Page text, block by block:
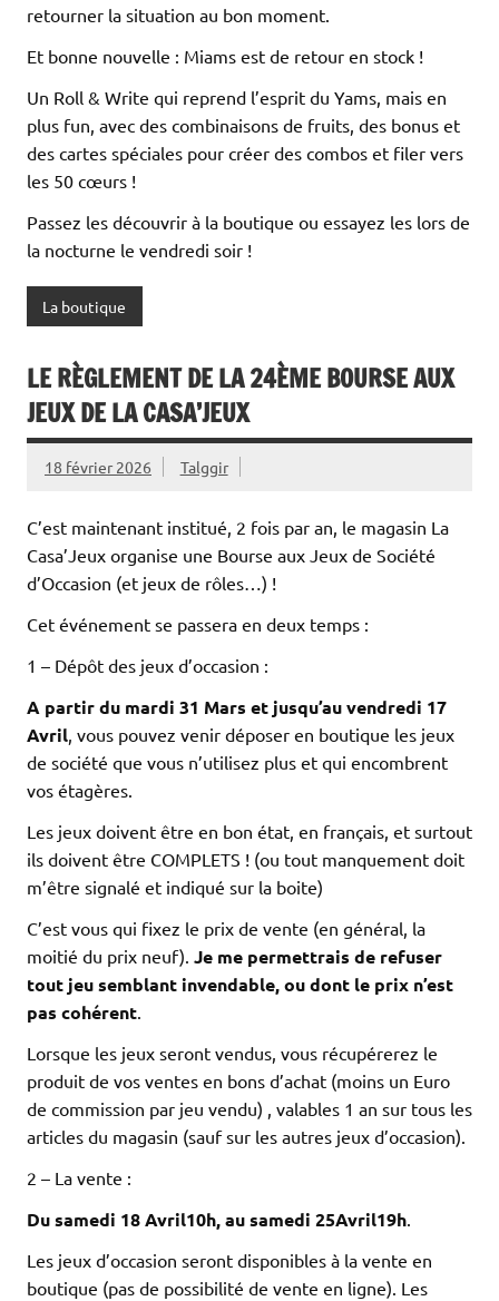
retourner la situation au bon moment.
Et bonne nouvelle : Miams est de retour en stock !
Un Roll & Write qui reprend l’esprit du Yams, mais en
plus fun, avec des combinaisons de fruits, des bonus et
des cartes spéciales pour créer des combos et filer vers
les 50 cœurs !
Passez les découvrir à la boutique ou essayez les lors de
la nocturne le vendredi soir !
La boutique
LE RÈGLEMENT DE LA 24ÈME BOURSE AUX
JEUX DE LA CASA’JEUX
18 février 2026 Talggir
C’est maintenant institué, 2 fois par an, le magasin La
Casa’Jeux organise une Bourse aux Jeux de Société
d’Occasion (et jeux de rôles…) !
Cet événement se passera en deux temps :
1 – Dépôt des jeux d’occasion :
A partir du mardi 31 Mars et jusqu’au vendredi 17
Avril, vous pouvez venir déposer en boutique les jeux
de société que vous n’utilisez plus et qui encombrent
vos étagères.
Les jeux doivent être en bon état, en français, et surtout
ils doivent être COMPLETS ! (ou tout manquement doit
m’être signalé et indiqué sur la boite)
C’est vous qui fixez le prix de vente (en général, la
moitié du prix neuf). Je me permettrais de refuser
tout jeu semblant invendable,ou dont le prix n’est
pas cohérent.
Lorsque les jeux seront vendus, vous récupérerez le
produit de vos ventes en bons d’achat (moins un Euro
de commission par jeu vendu) , valables 1 an sur tous les
articles du magasin (sauf sur les autres jeux d’occasion).
2 – La vente :
Du samedi 18Avril10h, au samedi 25Avril19h.
Les jeux d’occasion seront disponibles à la vente en
boutique (pas de possibilité de vente en ligne). Les